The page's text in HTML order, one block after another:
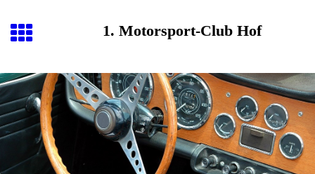
1. Motorsport-Club Hof